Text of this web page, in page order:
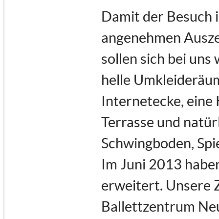
Damit der Besuch
angenehmen
sollen sich bei
helle
Internetecke, eine
Terrasse und
Schwingboden,
Im Juni 2013
erweitert. Unsere
Ballettzentrum